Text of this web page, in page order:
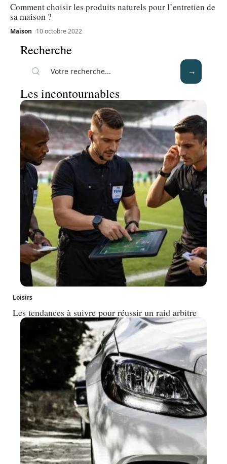
Comment choisir les produits naturels pour l’entretien de
sa maison ?
Maison 10 octobre 2022
Recherche
Les incontournables
Loisirs
Les tendances à suivre pour réussir un raid arbitre